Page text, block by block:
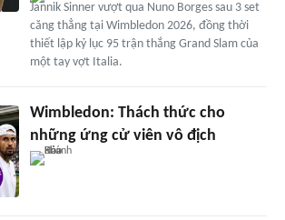
Jannik Sinner vượt qua Nuno Borges sau 3 set
căng thẳng tại Wimbledon 2026, đồng thời
thiết lập kỷ lục 95 trận thắng Grand Slam của
một tay vợt Italia.
Wimbledon: Thách thức cho
những ứng cử viên vô địch